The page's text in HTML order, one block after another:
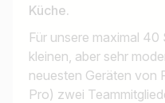
Küche.
Für unsere maximal
kleinen, aber sehr
neuesten Geräten von
Pro) zwei